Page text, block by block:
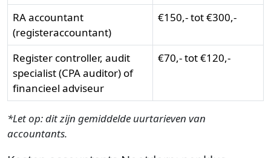
RA accountant
(registeraccountant)
€150,- tot €300,-
Register controller, audit
specialist (CPA auditor) of
financieel adviseur
€70,- tot €120,-
*Let op: dit zijn gemiddelde uurtarieven van
accountants.